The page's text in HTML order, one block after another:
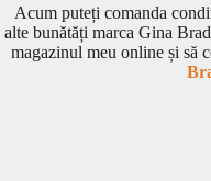
Acum puteți comanda
alte bunătăți marca Gina
magazinul meu online și să